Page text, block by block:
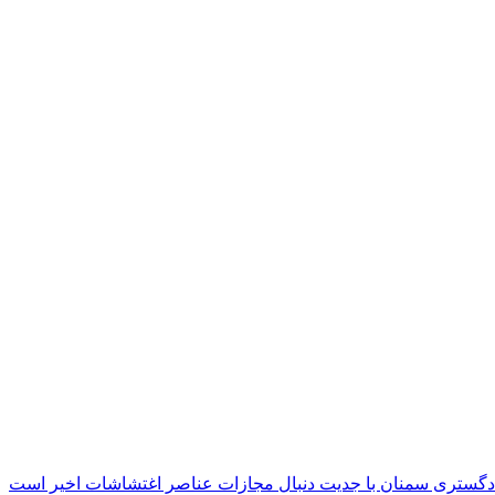
سمنان با جدیت دنبال مجازات عناصر اغتشاشات اخیر است